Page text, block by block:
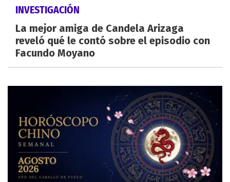
INVESTIGACIÓN
La mejor amiga de Candela Arizaga
reveló qué le contó sobre el episodio con
Facundo Moyano